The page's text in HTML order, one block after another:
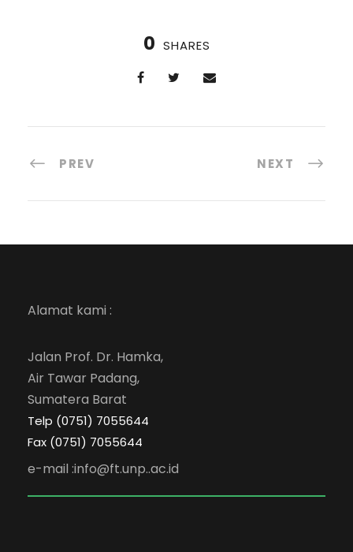
0 SHARES
PREV NEXT
Alamat kami :
Jalan Prof. Dr. Hamka,
Air Tawar Padang,
Sumatera Barat
Telp (0751) 7055644
Fax (0751) 7055644
e-mail :info@ft.unp..ac.id